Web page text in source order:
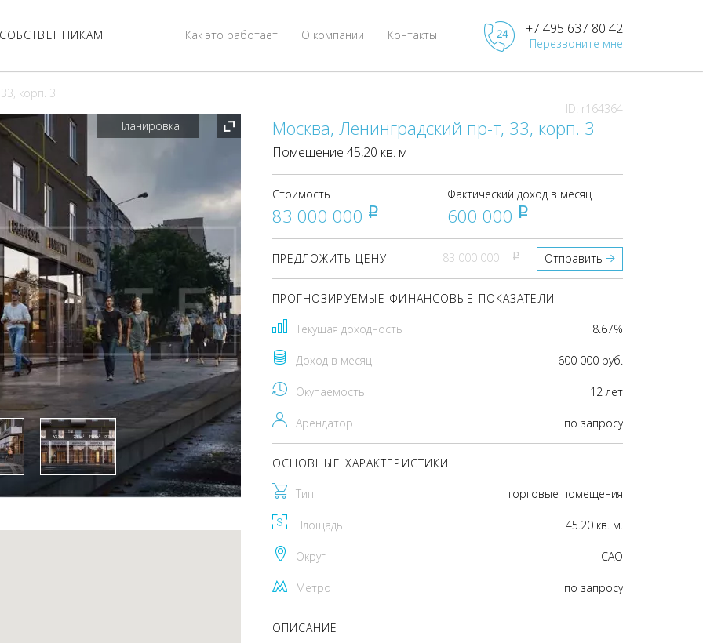
Контакты
О компании
Как это работает +7 495 637 80 42
Перезвоните мне
корп. 3
ID: r164364
Планировка
Москва, Ленинградский пр-т, 33, корп. 3
Помещение 45,20 кв. м
Стоимость
83 000 000 pуб
Фактический доход в месяц
600 000 pуб
ПРЕДЛОЖИТЬ ЦЕНУ pуб Отправить
ПРОГНОЗИРУЕМЫЕ ФИНАНСОВЫЕ ПОКАЗАТЕЛИ
Текущая доходность 8.67%
Доход в месяц 600 000 руб.
Окупаемость 12 лет
Арендатор по запросу
ОСНОВНЫЕ ХАРАКТЕРИСТИКИ
Тип торговые помещения
Площадь 45.20 кв. м.
Округ CАО
Метро по запросу
ОПИСАНИЕ